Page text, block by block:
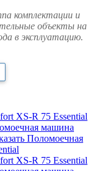
комплектации и
объекты на
в эксплуатацию.